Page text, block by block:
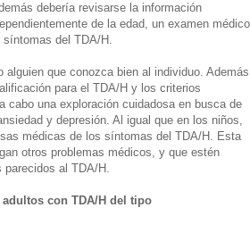
debería revisarse la información
de la edad, un examen médico
del TDA/H.
que conozca bien al individuo. Además
para el TDA/H y los criterios
cabo una exploración cuidadosa en busca de
y depresión. Al igual que en los niños,
médicas de los síntomas del TDA/H. Esta
otros problemas médicos, y que estén
parecidos al TDA/H.
con TDA/H del tipo